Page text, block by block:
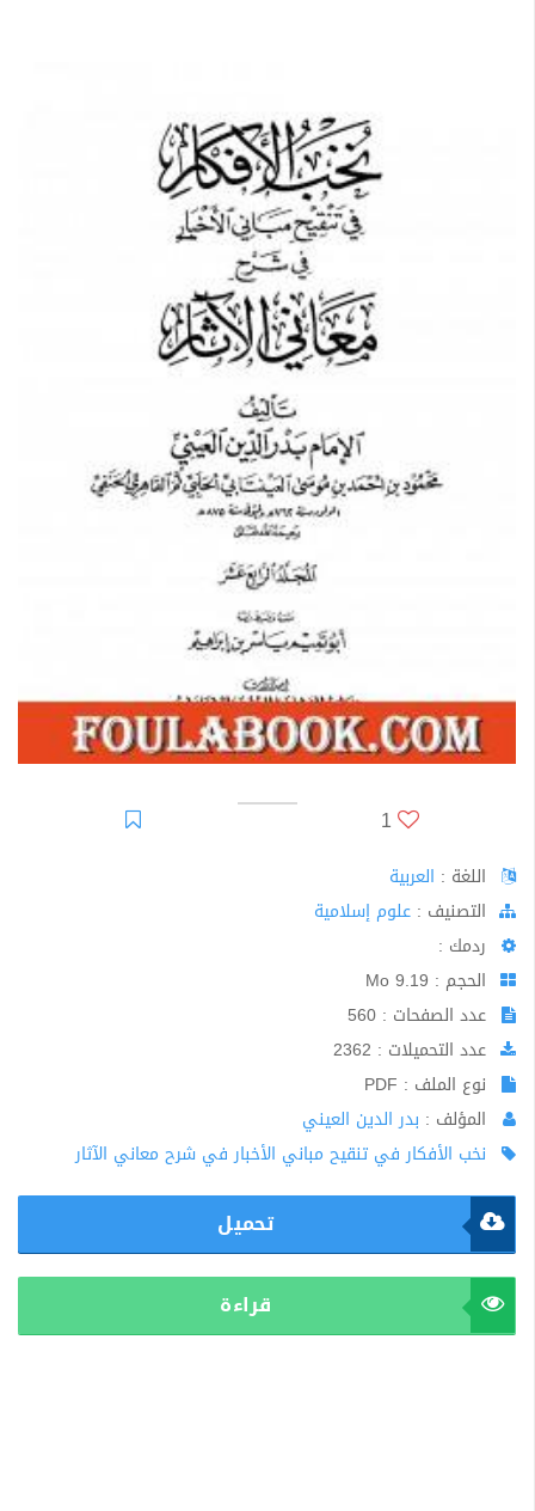
1
اللغة : العربية
اﻟﺘﺼﻨﻴﻒ : علوم إسلامية
ردمك :
الحجم : 9.19 Mo
عدد الصفحات : 560
عدد التحميلات : 2362
نوع الملف : PDF
المؤلف : بدر الدين العيني
نخب الأفكار في تنقيح مباني الأخبار في شرح معاني الآثار
تحميل
قراءة